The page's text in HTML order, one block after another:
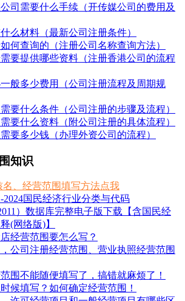
司需要什么手续（开传媒公司的费用及
么材料（最新公司注册条件）
何查询的（注册公司名称查询方法）
要提供哪些资料（注册香港公司的流程
般多少费用（公司注册流程及周期规
要什么条件（公司注册的步骤及流程）
要什么资料（附公司注册的具体流程）
要多少钱（办理外资公司的流程）
知识
、经营范围填写方法点我
2024国民经济行业分类与代码
）数据库完整电子版下载【含国民经
(网络版)】
经营范围要怎么写？
公司注册经营范围、营业执照经营范围
围不能随便填写了，搞错就麻烦了！
候填写？如何确定经营范围！